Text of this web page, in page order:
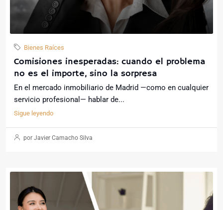
Bienes Raíces
Comisiones inesperadas: cuando el problema
no es el importe, sino la sorpresa
En el mercado inmobiliario de Madrid —como en cualquier
servicio profesional— hablar de...
Sigue leyendo
por Javier Camacho Silva